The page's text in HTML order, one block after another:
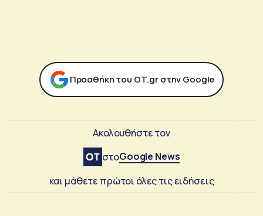
Προσθήκη του ΟΤ.gr στην Google
Ακολουθήστε τον
στοGoogle News
και μάθετε πρώτοι όλες τις ειδήσεις